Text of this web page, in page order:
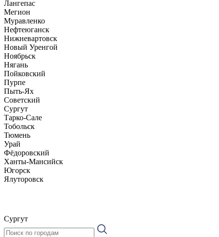
Лангепас
Мегион
Муравленко
Нефтеюганск
Нижневартовск
Новый Уренгой
Ноябрьск
Нягань
Пойковский
Пурпе
Пыть-Ях
Советский
Сургут
Тарко-Сале
Тобольск
Тюмень
Урай
Фёдоровский
Ханты-Мансийск
Югорск
Ялуторовск
Сургут